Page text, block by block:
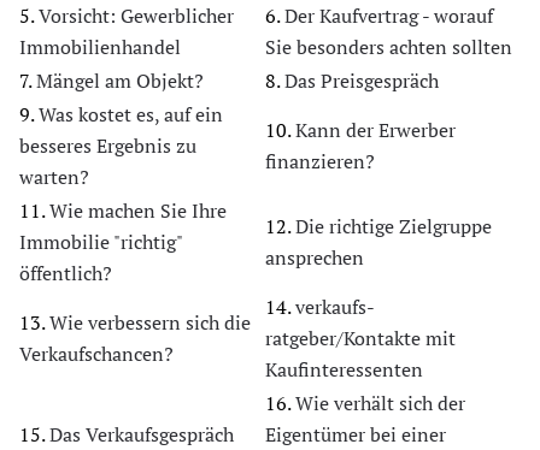
5.Vorsicht: Gewerblicher
Immobilienhandel
6.Der Kaufvertrag - worauf
Sie besonders achten sollten
7.Mängel am Objekt? 8.Das Preisgespräch
9.Was kostet es, auf ein
besseres Ergebnis zu
warten?
10.Kann der Erwerber
finanzieren?
11.Wie machen Sie Ihre
Immobilie "richtig"
öffentlich?
12.Die richtige Zielgruppe
ansprechen
13.Wie verbessern sich die
Verkaufschancen?
14.verkaufs-
ratgeber/Kontakte mit
Kaufinteressenten
15.Das Verkaufsgespräch
16.Wie verhält sich der
Eigentümer bei einer